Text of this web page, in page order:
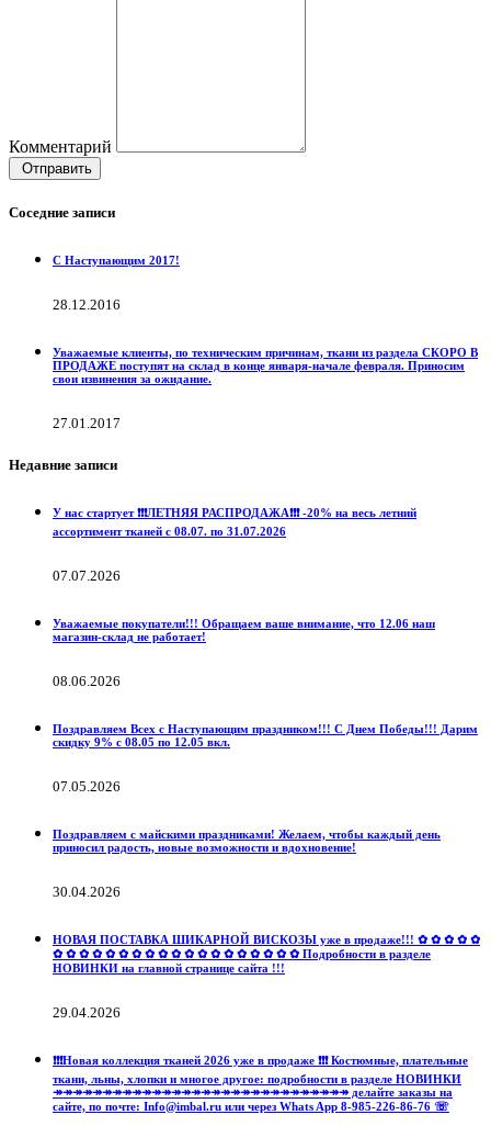
Комментарий
Отправить
Соседние записи
С Наступающим 2017!
28.12.2016
Уважаемые клиенты, по техническим причинам, ткани из раздела СКОРО В
ПРОДАЖЕ поступят на склад в конце января-начале февраля. Приносим
свои извинения за ожидание.
27.01.2017
Недавние записи
У нас стартует ❗️❗️❗️ЛЕТНЯЯ РАСПРОДАЖА❗️❗️❗️ -20% на весь летний
ассортимент тканей с 08.07. по 31.07.2026
07.07.2026
Уважаемые покупатели!!! Обращаем ваше внимание, что 12.06 наш
магазин-склад не работает!
08.06.2026
Поздравляем Всех с Наступающим праздником!!! С Днем Победы!!! Дарим
скидку 9% с 08.05 по 12.05 вкл.
07.05.2026
Поздравляем с майскими праздниками! Желаем, чтобы каждый день
приносил радость, новые возможности и вдохновение!
30.04.2026
НОВАЯ ПОСТАВКА ШИКАРНОЙ ВИСКОЗЫ уже в продаже!!! ✿ ✿ ✿ ✿ ✿
✿ ✿ ✿ ✿ ✿ ✿ ✿ ✿ ✿ ✿ ✿ ✿ ✿ ✿ ✿ ✿ ✿ ✿ ✿ Подробности в разделе
НОВИНКИ на главной странице сайта !!!
29.04.2026
❗️❗️❗️Новая коллекция тканей 2026 уже в продаже ❗️❗️❗️ Костюмные, плательные
ткани, льны, хлопки и многое другое: подробности в разделе НОВИНКИ
↠↠↠↠↠↠↠↠↠↠↠↠↠↠↠↠↠↠↠↠↠↠↠↠↠↠↠↠↠↠ делайте заказы на
сайте, по почте: Info@imbal.ru или через Whats App 8-985-226-86-76 ☏